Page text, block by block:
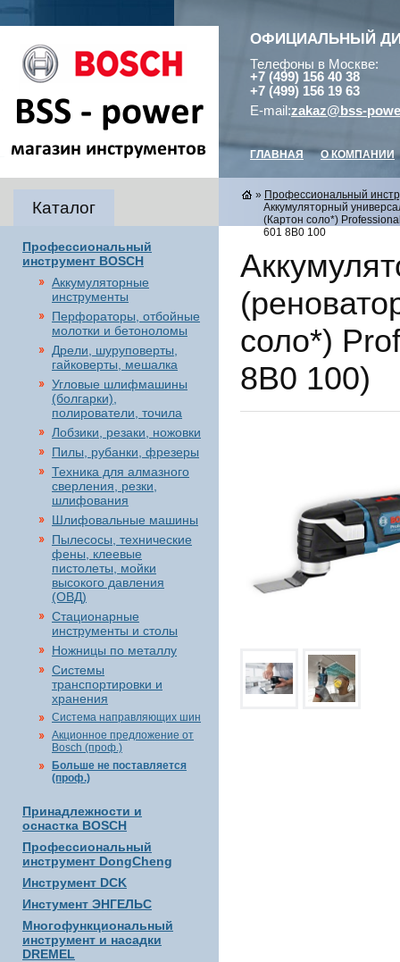
ОФИЦИАЛЬНЫЙ
Телефоны в Москве:
+7 (499) 156 40 38
+7 (499) 156 19 63
E-mail:zakaz@bss-
ГЛАВНАЯ О КОМПАНИИ
Каталог
Профессиональный
инструмент BOSCH
Аккумуляторные
инструменты
Перфораторы, отбойные
молотки и бетоноломы
Дрели, шуруповерты,
гайковерты, мешалка
Угловые шлифмашины
(болгарки),
полирователи, точила
Лобзики, резаки, ножовки
Пилы, рубанки, фрезеры
Техника для алмазного
сверления, резки,
шлифования
Шлифовальные машины
Пылесосы, технические
фены, клеевые
пистолеты, мойки
высокого давления
(ОВД)
Стационарные
инструменты и столы
Ножницы по металлу
Системы
транспортировки и
хранения
Система направляющих шин
Акционное предложение от
Bosch (проф.)
Больше не поставляется
(проф.)
Принадлежности и
оснастка BOSCH
Профессиональный
инструмент DongCheng
Инструмент DCK
Инстумент ЭНГЕЛЬС
Многофункциональный
инструмент и насадки
DREMEL
» Профессиональный
Аккумуляторный
(Картон соло*)
601 8B0 100
соло*)
8B0 100)